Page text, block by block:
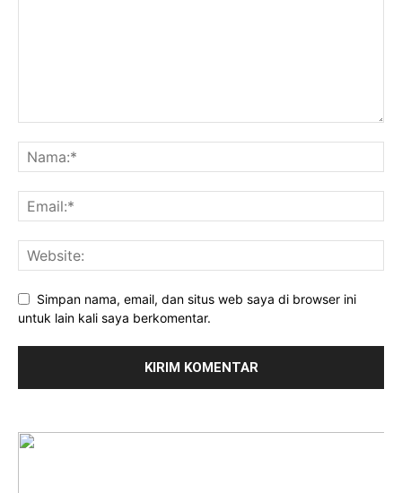
Simpan nama, email, dan situs web saya di browser ini
untuk lain kali saya berkomentar.